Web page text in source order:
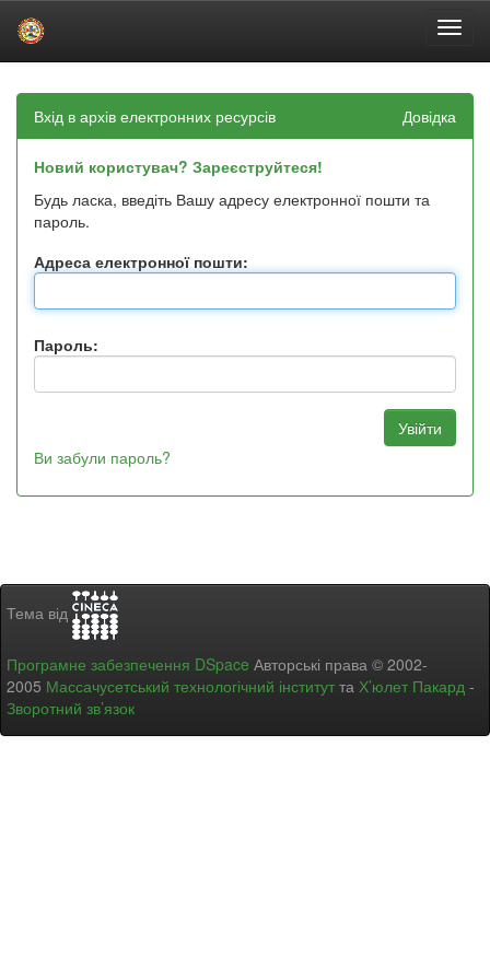
navigation
Вхід в архів електронних ресурсів Довідка
Новий користувач? Зареєструйтеся!
Будь ласка, введіть Вашу адресу електронної пошти та
пароль.
Адреса електронної пошти:
Пароль:
Ви забули пароль?
Тема від
Програмне забезпечення DSpace Авторські права © 2002-
2005 Массачусетський технологічний інститут та Х’юлет Пакард -
Зворотний зв’язок